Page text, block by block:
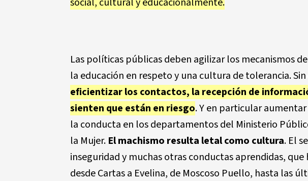
Las políticas públicas deben agilizar los mecanismos
la educación en respeto y una cultura de tolerancia.
eficientizar los contactos, la recepción de
sienten que están en riesgo. Y en particular
la conducta en los departamentos del Ministerio
la Mujer. El machismo resulta letal como cultura. El
inseguridad y muchas otras conductas aprendidas,
desde Cartas a Evelina, de Moscoso Puello, hasta las